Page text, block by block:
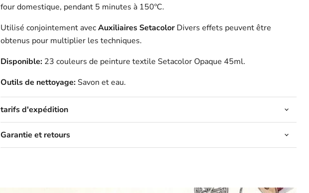
four domestique, pendant 5 minutes à 150ºC.
Utilisé conjointement avecAuxiliaires Setacolor Divers effets peuvent être
obtenus pour multiplier les techniques.
Disponible: 23 couleurs de peinture textile Setacolor Opaque 45ml.
Outils de nettoyage: Savon et eau.
tarifs d'expédition
Garantie et retours